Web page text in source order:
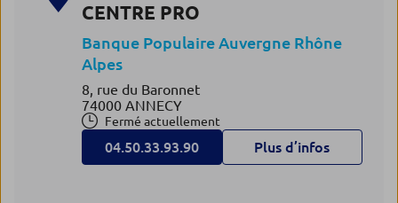
CENTRE PRO
Banque Populaire Auvergne Rhône
Alpes
8, rue du Baronnet
74000 ANNECY
Fermé actuellement
04.50.33.93.90 Plus d’infos